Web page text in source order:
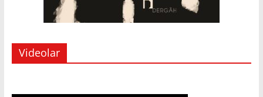
Videolar